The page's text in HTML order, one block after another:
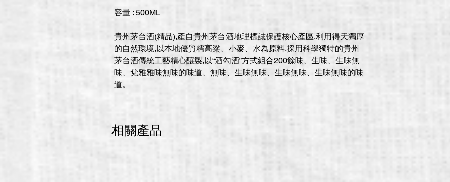
容量 : 500ML
貴州茅台酒(精品),產自貴州茅台酒地理標誌保護核心產區,利用得天獨厚
的自然環境,以本地優質糯高粱、小麥、水為原料,採用科學獨特的貴州
茅台酒傳統工藝精心釀製,以“酒勾酒”方式組合200餘味、生味、生味無
味、兌雅雅味無味的味道、無味、生味無味、生味無味、生味無味的味
道。
相關產品